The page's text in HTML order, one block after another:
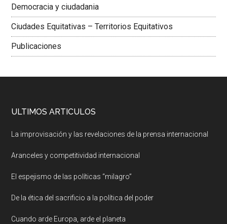
Democracia y ciudadania
Ciudades Equitativas – Territorios Equitativos
Publicaciones
ULTIMOS ARTICULOS
La improvisación y las revelaciones de la prensa internacional
Aranceles y competitividad internacional
El espejismo de las políticas “milagro”
De la ética del sacrificio a la política del poder
Cuando arde Europa, arde el planeta